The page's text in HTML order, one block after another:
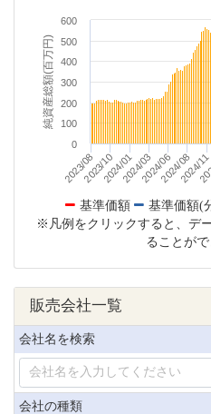
純資産総額(百万円)
2023/082023/102024/012024/032024/062024/082024/11
0
100
200
300
400
500
600
基準価額 基準価額(
※凡例をクリックすると、デ
ることがで
販売会社一覧
会社名を検索
会社の種類